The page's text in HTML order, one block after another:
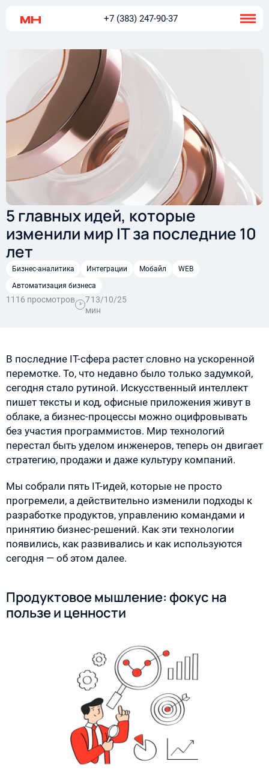
+7 (383) 247-90-37
5 главных идей, которые
изменили мир IT за последние 10
лет
Бизнес-аналитика Интеграции Мобайл
WEB
Автоматизация бизнеса
1116 просмотров
7
мин
13/10/25
В последние IT-сфера растет словно на ускоренной
перемотке. То, что недавно было только задумкой,
сегодня стало рутиной. Искусственный интеллект
пишет тексты и код, офисные приложения живут в
облаке, а бизнес-процессы можно оцифровывать
без участия программистов. Мир технологий
перестал быть уделом инженеров, теперь он двигает
стратегию, продажи и даже культуру компаний.
Мы собрали пять IT-идей, которые не просто
прогремели, а действительно изменили подходы к
разработке продуктов, управлению командами и
принятию бизнес-решений. Как эти технологии
появились, как развивались и как используются
сегодня — об этом далее.
Продуктовое мышление: фокус на
пользе и ценности